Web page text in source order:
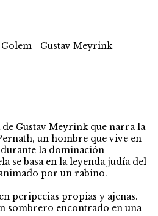
Golem - Gustav Meyrink
de Gustav Meyrink que narra la
un hombre que vive en
la dominación
se basa en la leyenda judía del
por un rabino.
peripecias propias y ajenas.
sombrero encontrado en una